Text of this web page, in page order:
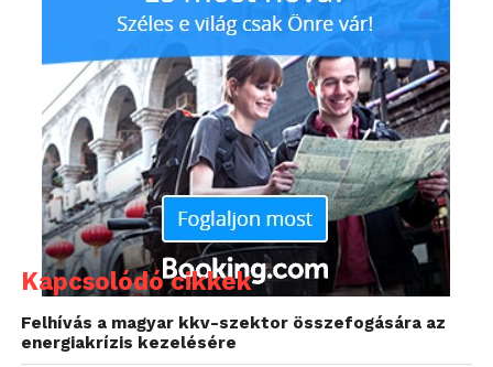
Az új kijelzők felhasználóbarát termelékenységéről
Artem Khomenko, az MMD Philips Monitors Europe
termékmenedzsere a következőket mondta:
„Otthon és a munkahelyen az emberek
rendszeresen napi több órát töltenek a képernyő
előtt. Ezek a kijelzők vállalatunk elköteleződését
jelzik az olyan innovatív termékek fejlesztése
mellett, amelyek elősegítik a dolgozók munkájának
termelékenységét, valamint védik az egészségüket
akkor is, amikor hosszú órákon át dolgoznak.” A
szemek elfáradásának megelőzése és az egészséges
látás kulcsfontosságú a jobb munkahelyi közérzet
biztosításában. A kijelzők által kibocsátott kék
Kapcsolódó cikkek
Felhívás a magyar kkv-szektor összefogására az
energiakrízis kezelésére